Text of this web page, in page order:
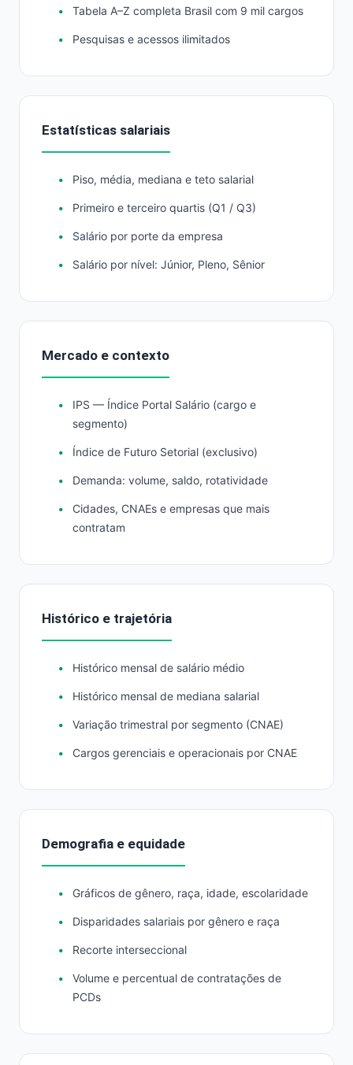
Tabela A–Z completa Brasil com 9 mil cargos
Pesquisas e acessos ilimitados
Estatísticas salariais
Piso, média, mediana e teto salarial
Primeiro e terceiro quartis (Q1 / Q3)
Salário por porte da empresa
Salário por nível: Júnior, Pleno, Sênior
Mercado e contexto
IPS — Índice Portal Salário (cargo e
segmento)
Índice de Futuro Setorial (exclusivo)
Demanda: volume, saldo, rotatividade
Cidades, CNAEs e empresas que mais
contratam
Histórico e trajetória
Histórico mensal de salário médio
Histórico mensal de mediana salarial
Variação trimestral por segmento (CNAE)
Cargos gerenciais e operacionais por CNAE
Demografia e equidade
Gráficos de gênero, raça, idade, escolaridade
Disparidades salariais por gênero e raça
Recorte interseccional
Volume e percentual de contratações de
PCDs